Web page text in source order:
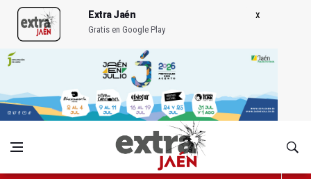
Extra Jaén
Gratis en Google Play